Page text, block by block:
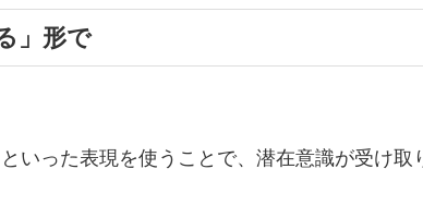
」形で
いった表現を使うことで、潜在意識が受け取